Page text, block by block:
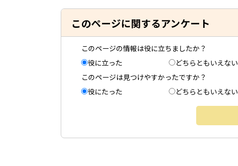
このページに関するアンケート
このページの情報は役に立ちましたか？
役に立った
どちらともいえない
このページは見つけやすかったですか？
役にたった
どちらともいえない